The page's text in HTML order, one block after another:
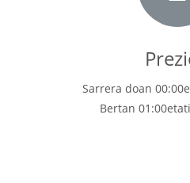
Sarrera doan
Bertan